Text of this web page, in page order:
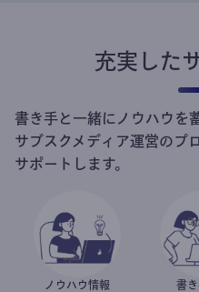
充実した
書き手と一緒にノウハウを
サブスクメディア運営のプ
サポートします。
ノウハウ情報
書